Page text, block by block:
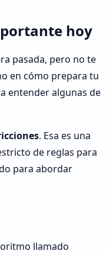
hoy
pasada, pero no te
en cómo prepara tu
entender algunas de
. Esa es una
de reglas para
para abordar
llamado